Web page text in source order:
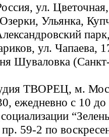
ул.
Ульянка,
ул. Чапаева,
Шуваловка
ТВОРЕЦ, м.
ежедневно с 10
59-2 по